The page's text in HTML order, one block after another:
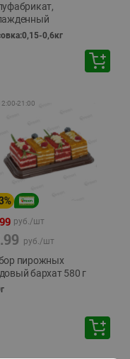
0,6кг
-21:00
%
руб./шт
руб./шт
пирожных
бархат 580 г